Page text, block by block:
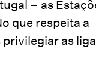
– as
que respeita a
as